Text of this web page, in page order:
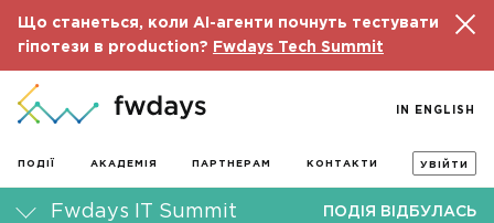
Що станеться, коли AI-агенти почнуть тестувати
гіпотези в production?
Fwdays Tech Summit
ПОДІЇ АКАДЕМІЯ ПАРТНЕРАМ КОНТАКТИ УВІЙТИ
IN ENGLISH
Fwdays IT Summit ПОДІЯ ВІДБУЛАСЬ